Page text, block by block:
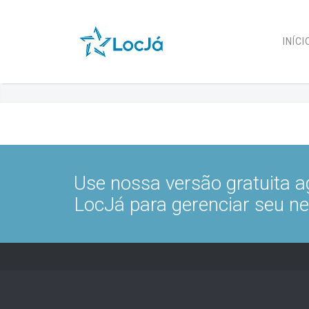
Use nossa versão gratuita
LocJá para gerenciar seu